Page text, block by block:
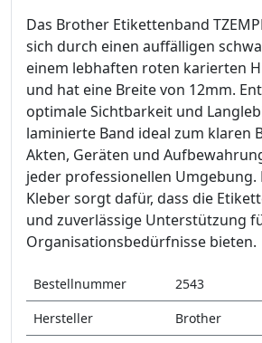
Das Brother Etikettenband
sich durch einen auffälligen
einem lebhaften roten karierten
und hat eine Breite von 12mm.
optimale Sichtbarkeit und
laminierte Band ideal zum klaren
Akten, Geräten und
jeder professionellen
Kleber sorgt dafür, dass die
und zuverlässige Unterstützung
Organisationsbedürfnisse bieten.
Bestellnummer
2543
Hersteller
Brother